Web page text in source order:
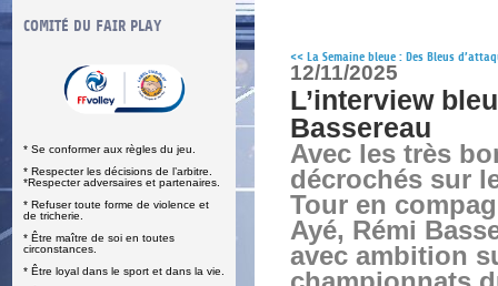
COMITÉ DU FAIR PLAY
* Se conformer aux règles du jeu.
* Respecter les décisions de l’arbitre.
*Respecter adversaires et partenaires.
* Refuser toute forme de violence et
de tricherie.
* Être maître de soi en toutes
circonstances.
* Être loyal dans le sport et dans la vie.
LUTTE CONTRE LES VIOLENCES
<< La Semaine bleue : Des Bleus
12/11/2025
L’interview
Bassereau
Avec les très
décrochés sur
Tour en
Ayé, Rémi
avec ambition